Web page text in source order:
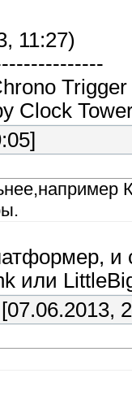
11:27)
Trigger
Clock
и
или
[07.06.2013,